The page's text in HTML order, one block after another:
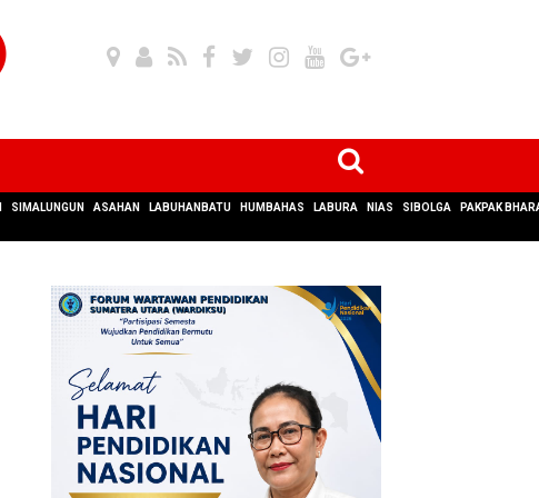
SIMALUNGUN ASAHAN LABUHANBATU HUMBAHAS LABURA NIAS SIBOLGA PAKPAK